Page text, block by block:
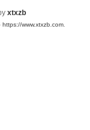
xtxzb
https://www.xtxzb.com